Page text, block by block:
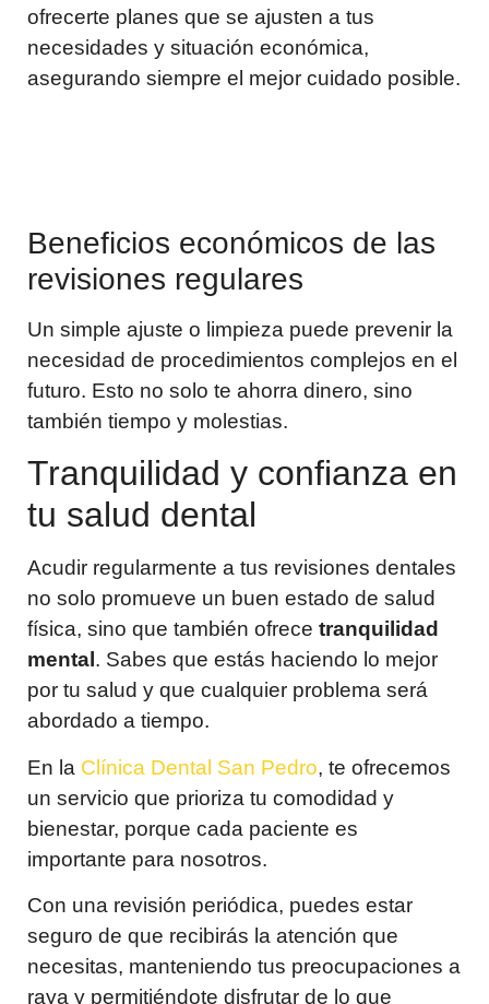
ofrecerte planes que se ajusten a tus
necesidades y situación económica,
asegurando siempre el mejor cuidado posible.
Beneficios económicos de las
revisiones regulares
Un simple ajuste o limpieza puede prevenir la
necesidad de procedimientos complejos en el
futuro. Esto no solo te ahorra dinero, sino
también tiempo y molestias.
Tranquilidad y confianza en
tu salud dental
Acudir regularmente a tus revisiones dentales
no solo promueve un buen estado de salud
física, sino que también ofrece tranquilidad
mental . Sabes que estás haciendo lo mejor
por tu salud y que cualquier problema será
abordado a tiempo.
En la Clínica Dental San Pedro, te ofrecemos
un servicio que prioriza tu comodidad y
bienestar, porque cada paciente es
importante para nosotros.
Con una revisión periódica, puedes estar
seguro de que recibirás la atención que
necesitas, manteniendo tus preocupaciones a
raya y permitiéndote disfrutar de lo que